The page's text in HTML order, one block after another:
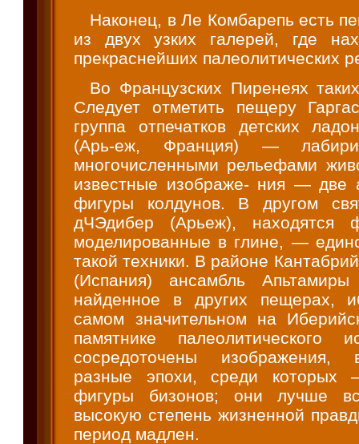
Наконец, в Ле Комбарепь есть
из двух узких галерей, где
прекраснейших палеолитических
Во Французских Пиренеях
Следует отметить пещеру
группа отпечатков детских
(Арь-еж, Франция) —
многочисленными рельефами
известные изображе- ния — две
фигуры колдунов. В другом
дЧЭдибер (Арьеж), находятся
моделированные в глине, —
такой техники. В районе
(Испания) ансамбль
найденное в других пещерах,
самом значительном на
памятнике палеолитического
сосредоточены изображения,
разные эпохи, среди которых
фигуры бизонов; они лучше
высокую степень жизненной
период мадлен.